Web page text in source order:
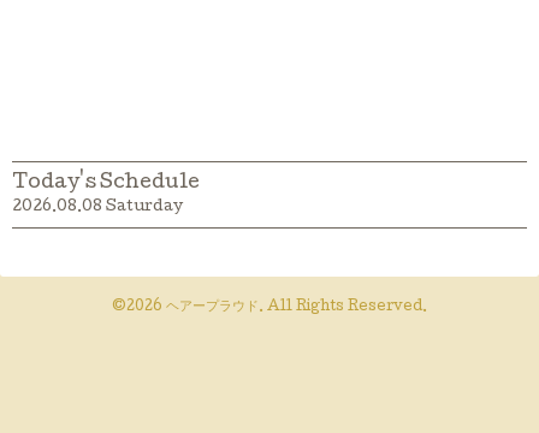
Today's Schedule
2026.08.08 Saturday
©2026 ヘアープラウド . All Rights Reserved.